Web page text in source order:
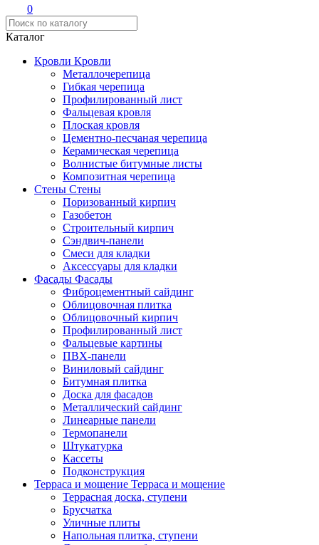
0
Каталог
Кровли Кровли
Металлочерепица
Гибкая черепица
Профилированный лист
Фальцевая кровля
Плоская кровля
Цементно-песчаная черепица
Керамическая черепица
Волнистые битумные листы
Композитная черепица
Стены Стены
Поризованный кирпич
Газобетон
Строительный кирпич
Сэндвич-панели
Смеси для кладки
Аксессуары для кладки
Фасады Фасады
Фиброцементный сайдинг
Облицовочная плитка
Облицовочный кирпич
Профилированный лист
Фальцевые картины
ПВХ-панели
Виниловый сайдинг
Битумная плитка
Доска для фасадов
Металлический сайдинг
Линеарные панели
Термопанели
Штукатурка
Кассеты
Подконструкция
Терраса и мощение Терраса и мощение
Террасная доска, ступени
Брусчатка
Уличные плиты
Напольная плитка, ступени